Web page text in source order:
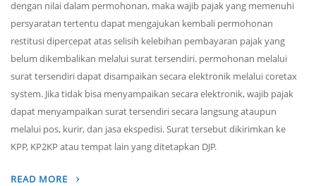
dengan nilai dalam permohonan, maka wajib pajak yang memenuhi
persyaratan tertentu dapat mengajukan kembali permohonan
restitusi dipercepat atas selisih kelebihan pembayaran pajak yang
belum dikembalikan melalui surat tersendiri. permohonan melalui
surat tersendiri dapat disampaikan secara elektronik melalui coretax
system. Jika tidak bisa menyampaikan secara elektronik, wajib pajak
dapat menyampaikan surat tersendiri secara langsung ataupun
melalui pos, kurir, dan jasa ekspedisi. Surat tersebut dikirimkan ke
KPP, KP2KP atau tempat lain yang ditetapkan DJP.
READ MORE